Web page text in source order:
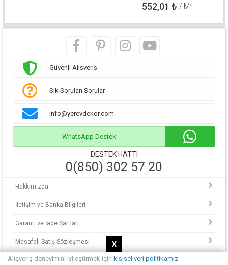
552,01 ₺ / M²
Güvenli Alışveriş
Sık Sorulan Sorular
info@yerevdekor.com
WhatsApp Destek
DESTEK HATTI
0(850) 302 57 20
Hakkımızda
İletişim ve Banka Bilgileri
Garanti ve İade Şartları
Mesafeli Satış Sözleşmesi
KVKK Politikası
Alışveriş deneyimini iyileştirmek için kişisel veri politikamız
X